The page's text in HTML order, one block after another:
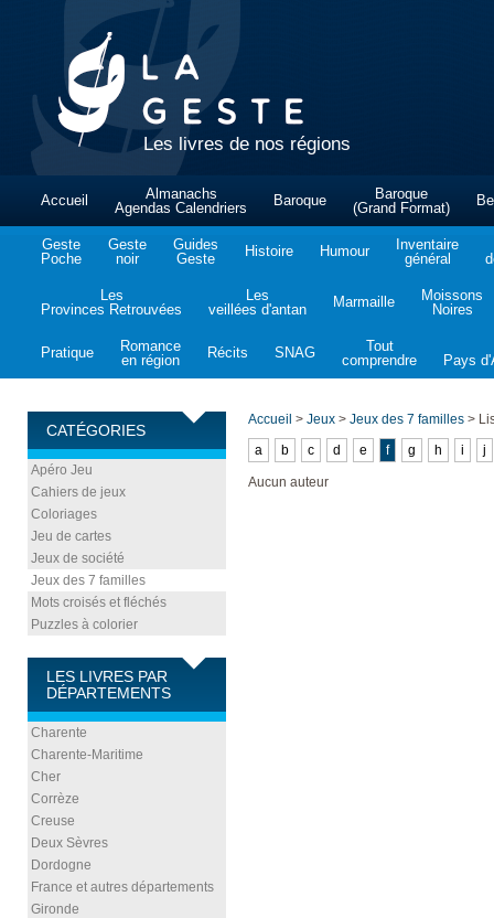
Les livres de nos régions
Accueil
Almanachs
Agendas Calendriers
Baroque
Baroque
(Grand Format)
Geste
Poche
Geste
noir
Guides
Geste
Histoire Humour
Inventaire
général
Les
Provinces Retrouvées
Les
veillées d'antan
Marmaille
Moissons
Noires
Pratique
Romance
en région
Récits SNAG
Tout
comprendre
Pays
CATÉGORIES
Apéro Jeu
Cahiers de jeux
Coloriages
Jeu de cartes
Jeux de société
Jeux des 7 familles
Mots croisés et fléchés
Puzzles à colorier
LES LIVRES PAR
DÉPARTEMENTS
Charente
Charente-Maritime
Cher
Corrèze
Creuse
Deux Sèvres
Dordogne
France et autres départements
Gironde
Accueil > Jeux > Jeux des 7 familles >
a
b c d e f g h i j
Aucun auteur